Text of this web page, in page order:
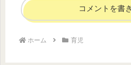
コメントを書
ホーム 育児